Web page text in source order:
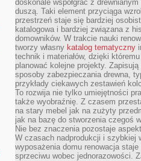
doskonale współgrać z
duszą. Taki element przyciąga
przestrzeń staje się bardziej
katalogowa i bardziej związana z
domowników. W trakcie nauki
tworzy własny katalog tematyczny
technik i materiałów, dzięki któremu
planować kolejne projekty. Zapisują
sposoby zabezpieczania drewna,
przykłady ciekawych zestawień
To rozwija nie tylko umiejętności
także wyobraźnię. Z czasem
na stary mebel jak na zużyty
jak na bazę do stworzenia czegoś
Nie bez znaczenia pozostaje
W czasach nadprodukcji i szybkiej
wyposażenia domu renowacja
sprzeciwu wobec jednorazowości.